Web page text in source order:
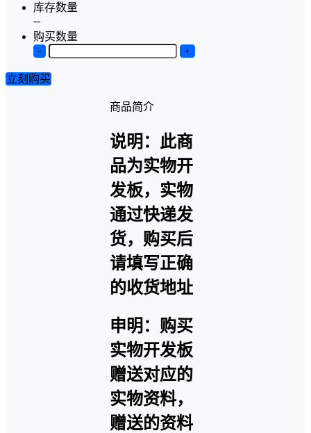
库存数量
--
购买数量
- +
立刻购买
商品简介
说明：此商
品为实物开
发板，实物
通过快递发
货，购买后
请填写正确
的收货地址
申明：购买
实物开发板
赠送对应的
实物资料，
赠送的资料